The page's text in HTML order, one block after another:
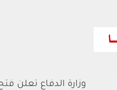
وزارة الدفاع تعلن فتح